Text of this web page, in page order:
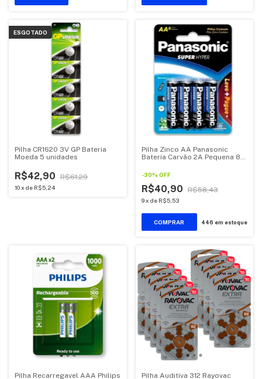
ESGOTADO
Pilha CR1620 3V GP Bateria
Moeda 5 unidades
R$42,90 R$61,29
10x de R$5,24
Pilha Zinco AA Panasonic
Bateria Carvão 2A Pequena 8
-30% OFF
R$40,90 R$58,43
9 x de R$5,53
446 em estoque
Pilha Recarregavel AAA Philips
Pilha Auditiva 312 Rayovac